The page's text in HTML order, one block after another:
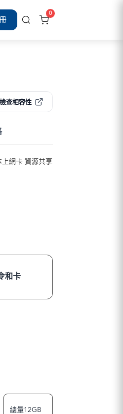
0
檢查相容性
網卡 資源共享
和卡
總量12GB